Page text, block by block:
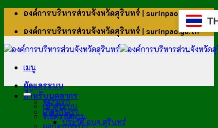
ข้าม
เนื้อหา
องค์การบริหารส่วนจังหวัดสุรินทร์ | surinpao.go.th
องค์การบริหารส่วนจังหวัดสุรินทร์ | surinpao.go.th
เมนู
ผู้ดูแลระบบ
สำหรับบุคลากร
เข้าสู่ระบบ
รีเซ็ตรหัสผ่าน
หน้าแรก
เกี่ยวกับเรา
ประวัติ อบจ.สุรินทร์